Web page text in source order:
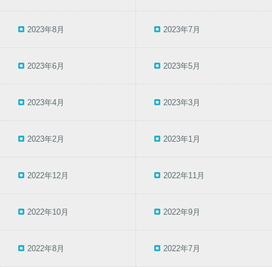
2023年8月 2023年7月
2023年6月 2023年5月
2023年4月 2023年3月
2023年2月 2023年1月
2022年12月 2022年11月
2022年10月 2022年9月
2022年8月 2022年7月